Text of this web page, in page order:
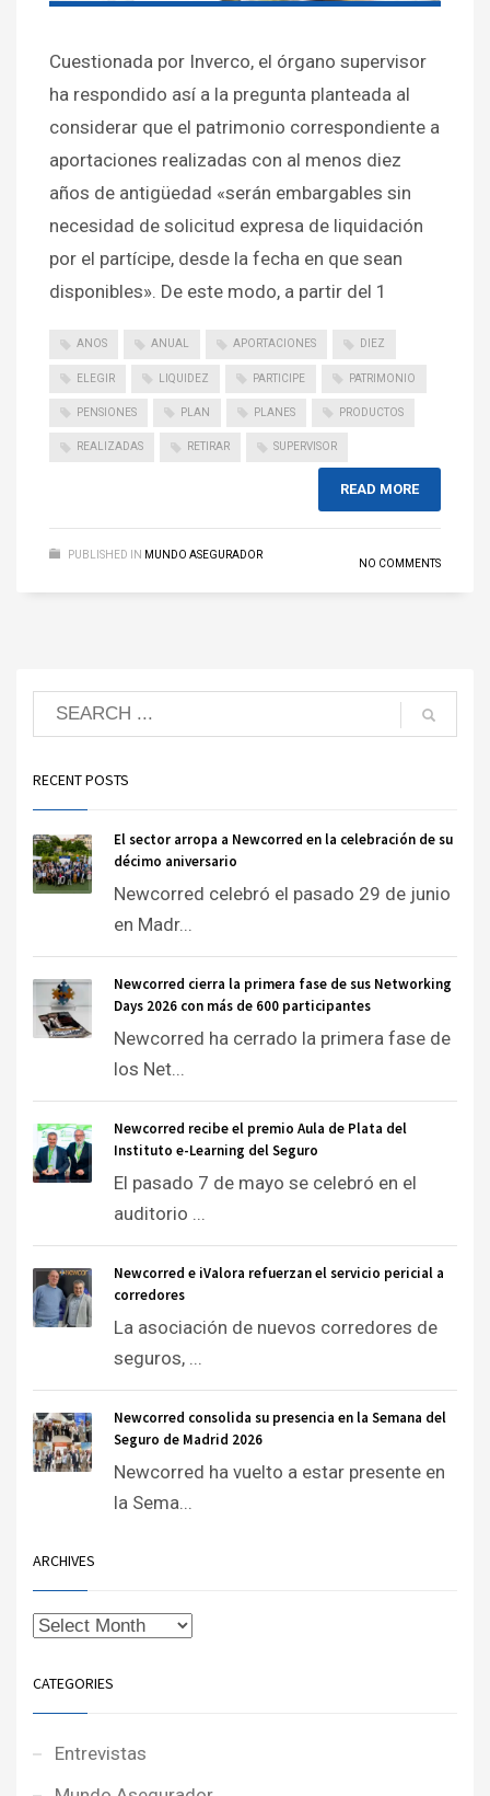
Cuestionada por Inverco, el órgano supervisor
ha respondido así a la pregunta planteada al
considerar que el patrimonio correspondiente a
aportaciones realizadas con al menos diez
años de antigüedad «serán embargables sin
necesidad de solicitud expresa de liquidación
por el partícipe, desde la fecha en que sean
disponibles». De este modo, a partir del 1
ANOS ANUAL APORTACIONES DIEZ
ELEGIR LIQUIDEZ PARTICIPE PATRIMONIO
PENSIONES PLAN PLANES PRODUCTOS
REALIZADAS RETIRAR SUPERVISOR
READ MORE
PUBLISHED IN MUNDO ASEGURADOR
NO COMMENTS
RECENT POSTS
El sector arropa a Newcorred en la celebración de su
décimo aniversario
Newcorred celebró el pasado 29 de junio
en Madr...
Newcorred cierra la primera fase de sus Networking
Days 2026 con más de 600 participantes
Newcorred ha cerrado la primera fase de
los Net...
Newcorred recibe el premio Aula de Plata del
Instituto e-Learning del Seguro
El pasado 7 de mayo se celebró en el
auditorio ...
Newcorred e iValora refuerzan el servicio pericial a
corredores
La asociación de nuevos corredores de
seguros, ...
Newcorred consolida su presencia en la Semana del
Seguro de Madrid 2026
Newcorred ha vuelto a estar presente en
la Sema...
ARCHIVES
CATEGORIES
Entrevistas